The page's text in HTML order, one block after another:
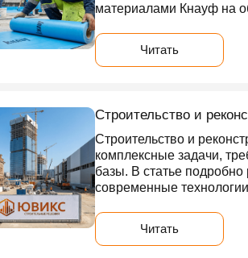
материалами Кнауф на
Читать
Строительство и
Строительство и
комплексные задачи,
базы. В статье
современные
Читать